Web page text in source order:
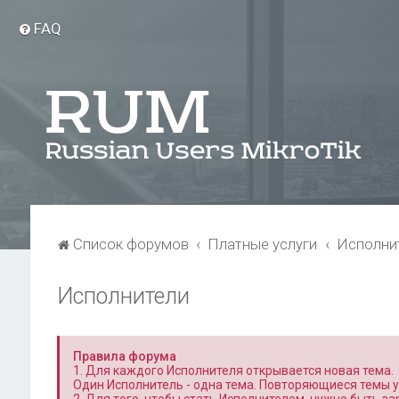
FAQ
Список форумов Платные услуги
Исполнители
Правила форума
1. Для каждого Исполнителя открывается новая тема.
Один Исполнитель - одна тема. Повторяющиеся темы